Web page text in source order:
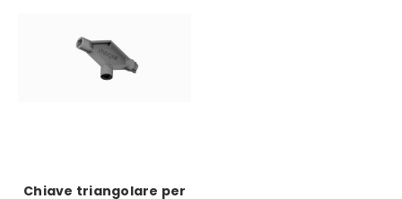
Chiave triangolare per